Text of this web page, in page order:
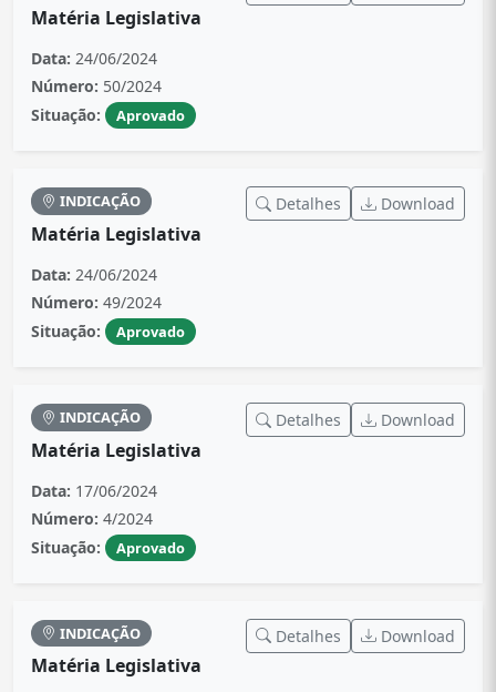
Matéria Legislativa
Data: 24/06/2024
Número: 50/2024
Situação:
Aprovado
INDICAÇÃO
Matéria Legislativa
Detalhes Download
Data: 24/06/2024
Número: 49/2024
Situação:
Aprovado
INDICAÇÃO
Matéria Legislativa
Detalhes Download
Data: 17/06/2024
Número: 4/2024
Situação:
Aprovado
INDICAÇÃO
Matéria Legislativa
Detalhes Download